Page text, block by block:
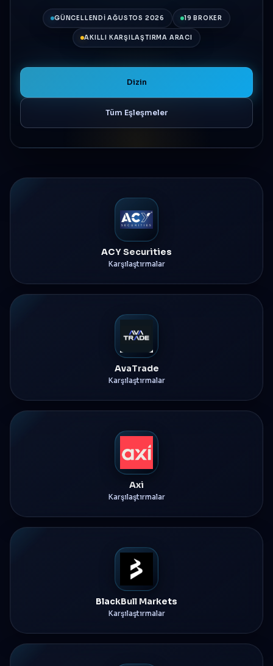
GÜNCELLENDI AĞUSTOS 2026 19 BROKER
AKILLI KARŞILAŞTIRMA ARACI
Dizin
Tüm Eşleşmeler
ACY Securities
Karşılaştırmalar
AvaTrade
Karşılaştırmalar
Axi
Karşılaştırmalar
BlackBull Markets
Karşılaştırmalar